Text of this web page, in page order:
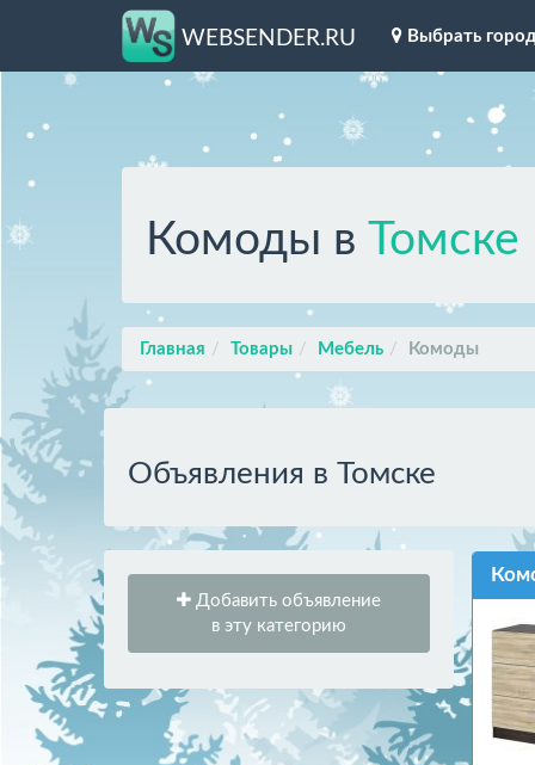
WEBSENDER.RU Выбрать
Комоды в Томске
Главная Товары Мебель Комоды
Объявления в Томске
Добавить объявление
в эту категорию